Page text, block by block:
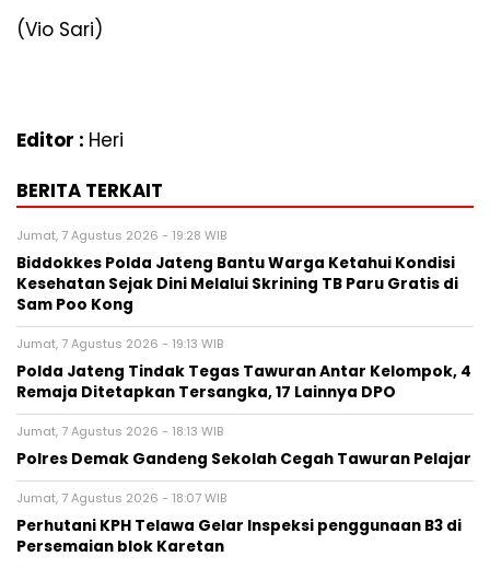
(Vio Sari)
Editor : Heri
BERITA TERKAIT
Jumat, 7 Agustus 2026 - 19:28 WIB
Biddokkes Polda Jateng Bantu Warga Ketahui Kondisi
Kesehatan Sejak Dini Melalui Skrining TB Paru Gratis di
Sam Poo Kong
Jumat, 7 Agustus 2026 - 19:13 WIB
Polda Jateng Tindak Tegas Tawuran Antar Kelompok, 4
Remaja Ditetapkan Tersangka, 17 Lainnya DPO
Jumat, 7 Agustus 2026 - 18:13 WIB
Polres Demak Gandeng Sekolah Cegah Tawuran Pelajar
Jumat, 7 Agustus 2026 - 18:07 WIB
Perhutani KPH Telawa Gelar Inspeksi penggunaan B3 di
Persemaian blok Karetan